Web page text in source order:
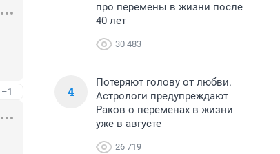
–1
про перемены в жизни после
40 лет
30 483
4
Потеряют голову от любви.
Астрологи предупреждают
Раков о переменах в жизни
уже в августе
26 719